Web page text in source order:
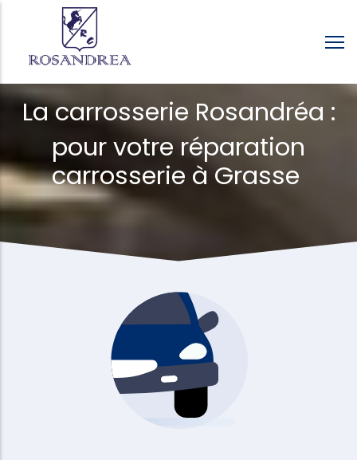
contenu
principal
La carrosserie Rosandréa :
pour votre réparation
carrosserie à Grasse